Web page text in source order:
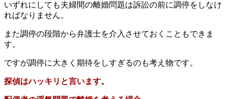
いずれにしても夫婦間の離婚問題は訴訟の前に調停をしなけ
ればなりません。
また調停の段階から弁護士を介入させておくこともできま
す。
ですが調停に大きく期待をしすぎるのも考え物です。
探偵はハッキリと言います。